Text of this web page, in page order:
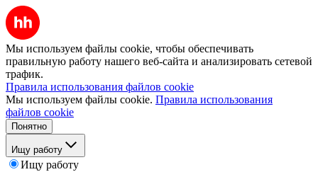
Мы используем файлы cookie, чтобы обеспечивать
правильную работу нашего веб-сайта и анализировать сетевой
трафик.
Правила использования файлов cookie
Мы используем файлы cookie. Правила использования
файлов cookie
Понятно
Ищу работу
Ищу работу